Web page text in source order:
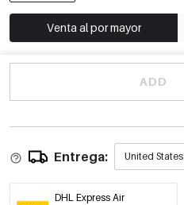
Venta al por mayor
ADD
Entrega: United States
DHL Express Air